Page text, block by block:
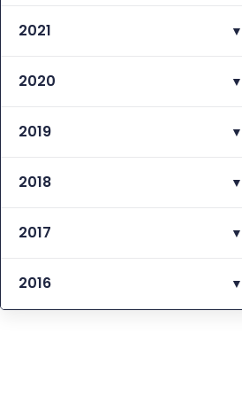
2021 ▼
2020 ▼
2019 ▼
2018 ▼
2017 ▼
2016 ▼